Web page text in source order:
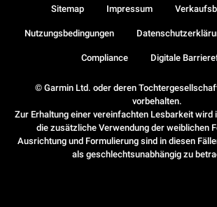
© Garmin Ltd. oder deren
vorbehalten.
Zur Erhaltung einer vereinfachten Lesbarkeit wird
die zusätzliche Verwendung der weiblichen
Ausrichtung und Formulierung sind in diesen
als geschlechtsunabhängig zu
Sitemap Impressum
Nutzungsbedingungen
Compliance Digitale